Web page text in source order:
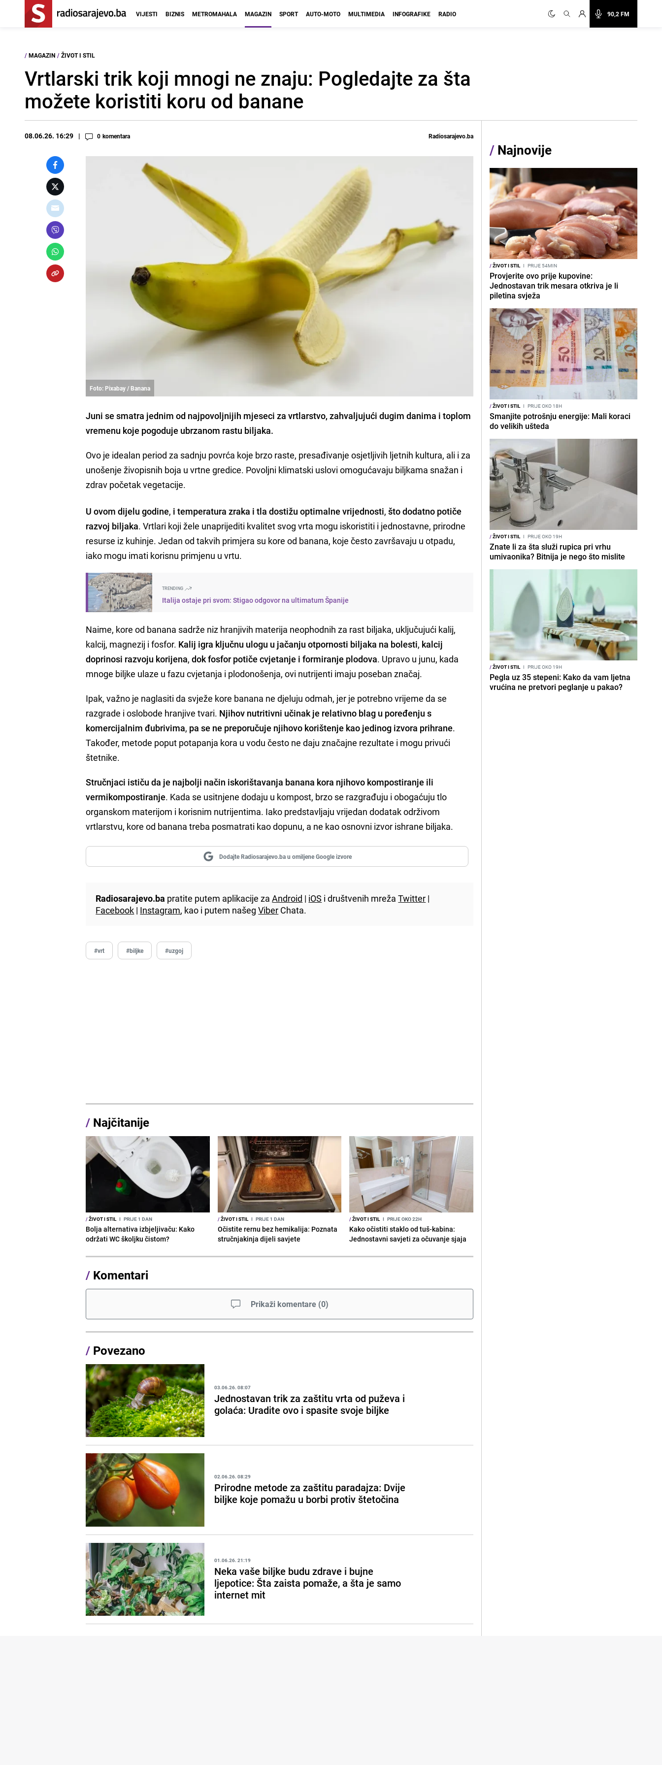
90,2 FM
VIJESTI BIZNIS METROMAHALA MAGAZIN SPORT AUTO-MOTO MULTIMEDIA INFOGRAFIKE RADIO
/ MAGAZIN / ŽIVOT I STIL
Vrtlarski trik koji mnogi ne znaju: Pogledajte za šta
možete koristiti koru od banane
08.06.26. 16:29 0 komentara Radiosarajevo.ba
Foto: Pixabay / Banana
Juni se smatra jednim od najpovoljnijih mjeseci za vrtlarstvo, zahvaljujući dugim danima i toplom
vremenu koje pogoduje ubrzanom rastu biljaka.
Ovo je idealan period za sadnju povrća koje brzo raste, presađivanje osjetljivih ljetnih kultura, ali i za
unošenje živopisnih boja u vrtne gredice. Povoljni klimatski uslovi omogućavaju biljkama snažan i
zdrav početak vegetacije.
U ovom dijelu godine, i temperatura zraka i tla dostižu optimalne vrijednosti,što dodatno potiče
razvoj biljaka. Vrtlari koji žele unaprijediti kvalitet svog vrta mogu iskoristiti i jednostavne, prirodne
resurse iz kuhinje. Jedan od takvih primjera su kore od banana, koje često završavaju u otpadu,
iako mogu imati korisnu primjenu u vrtu.
TRENDING
Italija ostaje pri svom: Stigao odgovor na ultimatum Španije
Naime, kore od banana sadrže niz hranjivih materija neophodnih za rast biljaka, uključujući kalij,
kalcij, magnezij i fosfor. Kalij igra ključnu ulogu u jačanju otpornosti biljaka na bolesti, kalcij
doprinosi razvoju korijena,dok fosfor potiče cvjetanje i formiranje plodova. Upravo u junu, kada
mnoge biljke ulaze u fazu cvjetanja i plodonošenja, ovi nutrijenti imaju poseban značaj.
Ipak, važno je naglasiti da svježe kore banana ne djeluju odmah, jer je potrebno vrijeme da se
razgrade i oslobode hranjive tvari. Njihov nutritivni učinak je relativno blag u poređenju s
komercijalnim đubrivima, pa se ne preporučuje njihovo korištenje kao jedinog izvora prihrane.
Također, metode poput potapanja kora u vodu često ne daju značajne rezultate i mogu privući
štetnike.
Stručnjaci ističu da je najbolji način iskorištavanja banana kora njihovo kompostiranje ili
vermikompostiranje. Kada se usitnjene dodaju u kompost, brzo se razgrađuju i obogaćuju tlo
organskom materijom i korisnim nutrijentima. Iako predstavljaju vrijedan dodatak održivom
vrtlarstvu, kore od banana treba posmatrati kao dopunu, a ne kao osnovni izvor ishrane biljaka.
Dodajte Radiosarajevo.ba u omiljene Google izvore
Radiosarajevo.ba pratite putem aplikacije zaAndroid | iOS i društvenih mrežaTwitter |
Facebook | Instagram, kao i putem našegViber Chata.
#vrt #biljke #uzgoj
/ Najčitanije
/ŽIVOT I STIL I PRIJE 1 DAN
Bolja alternativa izbjeljivaču: Kako
održati WC školjku čistom?
/ŽIVOT I STIL I PRIJE 1 DAN
Očistite rernu bez hemikalija: Poznata
stručnjakinja dijeli savjete
/ŽIVOT I STIL I PRIJE OKO 22H
Kako očistiti staklo od tuš-kabina:
Jednostavni savjeti za očuvanje sjaja
/ Komentari
Prikaži komentare (0)
/ Povezano
03.06.26. 08:07
Jednostavan trik za zaštitu vrta od puževa i
golaća: Uradite ovo i spasite svoje biljke
02.06.26. 08:29
Prirodne metode za zaštitu paradajza: Dvije
biljke koje pomažu u borbi protiv štetočina
01.06.26. 21:19
Neka vaše biljke budu zdrave i bujne
ljepotice: Šta zaista pomaže, a šta je samo
internet mit
/ Najnovije
/ŽIVOT I STIL I PRIJE 54MIN
Provjerite ovo prije kupovine:
Jednostavan trik mesara otkriva je li
piletina svježa
/ŽIVOT I STIL I PRIJE OKO 18H
Smanjite potrošnju energije: Mali koraci
do velikih ušteda
/ŽIVOT I STIL I PRIJE OKO 19H
Znate li za šta služi rupica pri vrhu
umivaonika? Bitnija je nego što mislite
/ŽIVOT I STIL I PRIJE OKO 19H
Pegla uz 35 stepeni: Kako da vam ljetna
vrućina ne pretvori peglanje u pakao?